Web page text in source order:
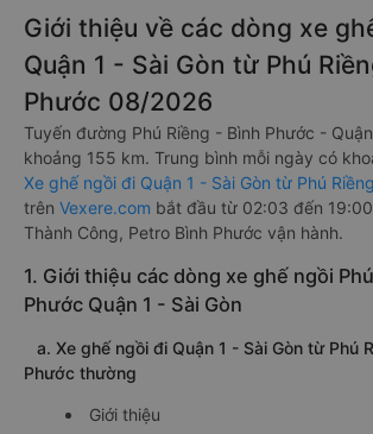
Giới thiệu về các dòng xe
Quận 1 - Sài Gòn từ Phú
Phước 08/2026
Tuyến đường Phú Riềng - Bình Phước -
khoảng 155 km. Trung bình mỗi ngày có
Xe ghế ngồi đi Quận 1 - Sài Gòn từ Phú
trên Vexere.com bắt đầu từ 02:03 đến
Thành Công, Petro Bình Phước vận hành.
1. Giới thiệu các dòng xe ghế ngồi
Phước Quận 1 - Sài Gòn
a. Xe ghế ngồi đi Quận 1 - Sài Gòn từ Phú
Phước thường
Giới thiệu